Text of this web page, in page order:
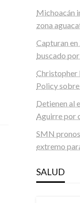
Michoacán
zona
Capturan
buscado
Christopher
Policy
Detienen al
Aguirre por
SMN
extremo
SALUD